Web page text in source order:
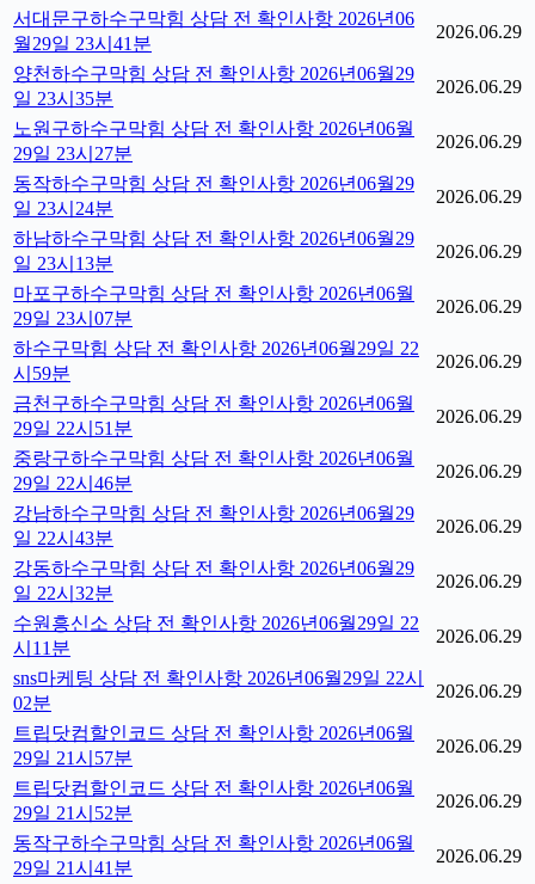
서대문구하수구막힘 상담 전 확인사항 2026년06
월29일 23시41분
2026.06.29
양천하수구막힘 상담 전 확인사항 2026년06월29
일 23시35분
2026.06.29
노원구하수구막힘 상담 전 확인사항 2026년06월
29일 23시27분
2026.06.29
동작하수구막힘 상담 전 확인사항 2026년06월29
일 23시24분
2026.06.29
하남하수구막힘 상담 전 확인사항 2026년06월29
일 23시13분
2026.06.29
마포구하수구막힘 상담 전 확인사항 2026년06월
29일 23시07분
2026.06.29
하수구막힘 상담 전 확인사항 2026년06월29일 22
시59분
2026.06.29
금천구하수구막힘 상담 전 확인사항 2026년06월
29일 22시51분
2026.06.29
중랑구하수구막힘 상담 전 확인사항 2026년06월
29일 22시46분
2026.06.29
강남하수구막힘 상담 전 확인사항 2026년06월29
일 22시43분
2026.06.29
강동하수구막힘 상담 전 확인사항 2026년06월29
일 22시32분
2026.06.29
수원흥신소 상담 전 확인사항 2026년06월29일 22
시11분
2026.06.29
sns마케팅 상담 전 확인사항 2026년06월29일 22시
02분
2026.06.29
트립닷컴할인코드 상담 전 확인사항 2026년06월
29일 21시57분
2026.06.29
트립닷컴할인코드 상담 전 확인사항 2026년06월
29일 21시52분
2026.06.29
동작구하수구막힘 상담 전 확인사항 2026년06월
29일 21시41분
2026.06.29